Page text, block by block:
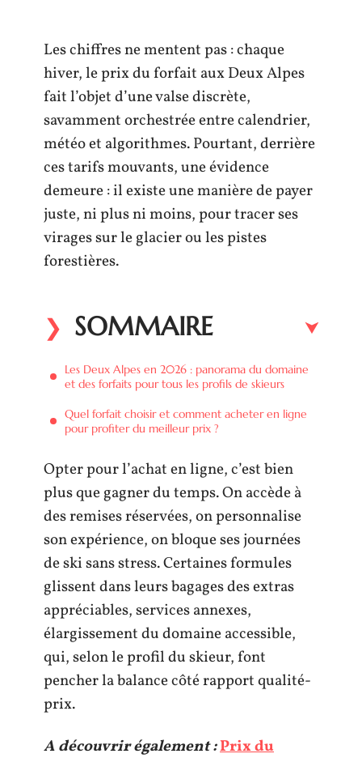
Les chiffres ne mentent pas : chaque
hiver, le prix du forfait aux Deux Alpes
fait l’objet d’une valse discrète,
savamment orchestrée entre calendrier,
météo et algorithmes. Pourtant, derrière
ces tarifs mouvants, une évidence
demeure : il existe une manière de payer
juste, ni plus ni moins, pour tracer ses
virages sur le glacier ou les pistes
forestières.
SOMMAIRE
Les Deux Alpes en 2026 : panorama du domaine
et des forfaits pour tous les profils de skieurs
Quel forfait choisir et comment acheter en ligne
pour profiter du meilleur prix ?
Opter pour l’achat en ligne, c’est bien
plus que gagner du temps. On accède à
des remises réservées, on personnalise
son expérience, on bloque ses journées
de ski sans stress. Certaines formules
glissent dans leurs bagages des extras
appréciables, services annexes,
élargissement du domaine accessible,
qui, selon le profil du skieur, font
pencher la balance côté rapport qualité-
prix.
A découvrir également :Prix du